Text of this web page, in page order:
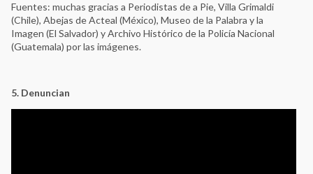
Fuentes: muchas gracias a Periodistas de a Pie, Villa Grimaldi
(Chile), Abejas de Acteal (México), Museo de la Palabra y la
Imagen (El Salvador) y Archivo Histórico de la Policía Nacional
(Guatemala) por las imágenes.
5. Denuncian